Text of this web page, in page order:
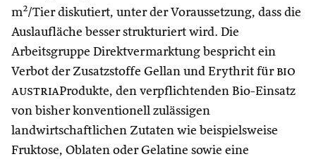
m²/Tier diskutiert, unter der Voraussetzung, dass die
Auslaufläche besser strukturiert wird. Die
Arbeitsgruppe Direktvermarktung bespricht ein
Verbot der Zusatzstoffe Gellan und Erythrit für bio
austriaProdukte, den verpflichtenden Bio-Einsatz
von bisher konventionell zulässigen
landwirtschaftlichen Zutaten wie beispielsweise
Fruktose, Oblaten oder Gelatine sowie eine